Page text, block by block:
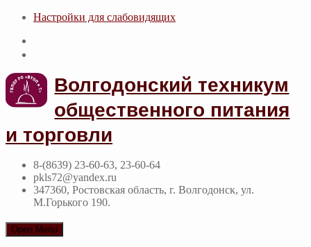
Настройки для cлабовидящих
Волгодонский техникум
общественного питания
и торговли
8-(8639) 23-60-63, 23-60-64
pkls72@yandex.ru
347360, Ростовская область, г. Волгодонск, ул.
М.Горького 190.
Open Menu